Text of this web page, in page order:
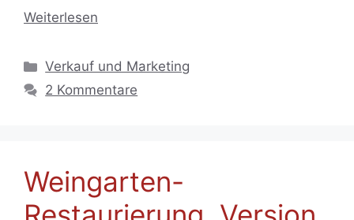
Weiterlesen
Kategorien
Verkauf und Marketing
2 Kommentare
Weingarten-